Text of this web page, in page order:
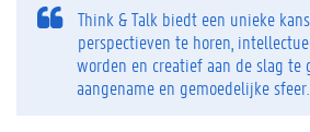
Think & Talk biedt een unieke
perspectieven te horen,
worden en creatief aan de slag te
aangename en gemoedelijke